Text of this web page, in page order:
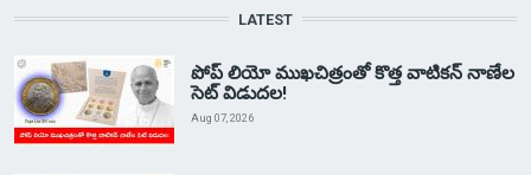
LATEST
పోప్ లియో ముఖచిత్రంతో కొత్త వాటికన్ నాణేల
సెట్ విడుదల!
Aug 07, 2026